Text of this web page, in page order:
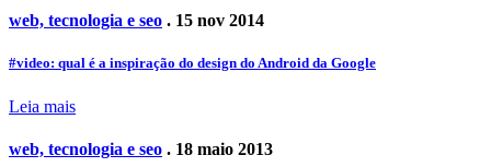
web, tecnologia e seo . 15 nov 2014
#video: qual é a inspiração do design do Android da Google
Leia mais
web, tecnologia e seo . 18 maio 2013